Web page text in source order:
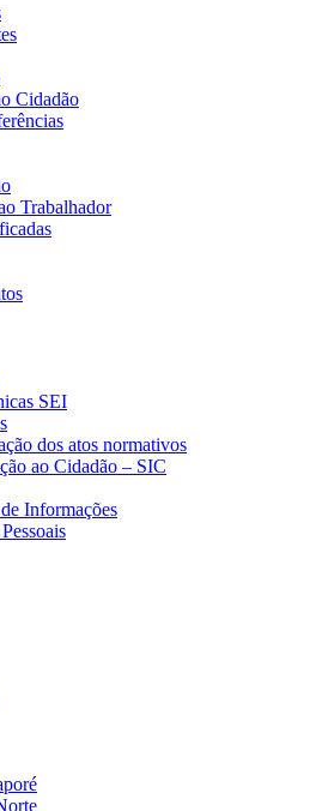
Cidadão
Trabalhador
SEI
dos atos normativos
ao Cidadão – SIC
Informações